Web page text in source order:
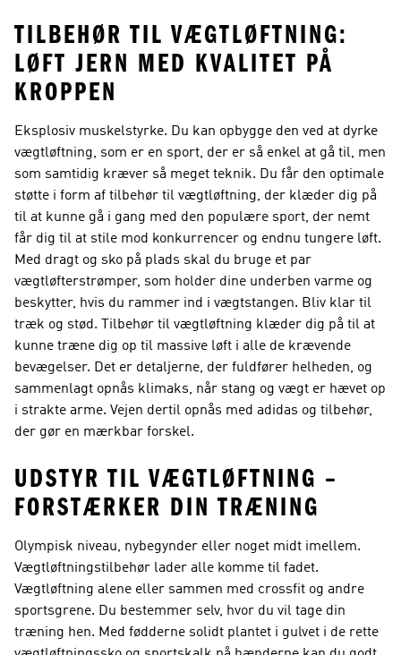
TILBEHØR TIL VÆGTLØFTNING:
LØFT JERN MED KVALITET PÅ
KROPPEN
Eksplosiv muskelstyrke. Du kan opbygge den ved at dyrke
vægtløftning, som er en sport, der er så enkel at gå til, men
som samtidig kræver så meget teknik. Du får den optimale
støtte i form af tilbehør til vægtløftning, der klæder dig på
til at kunne gå i gang med den populære sport, der nemt
får dig til at stile mod konkurrencer og endnu tungere løft.
Med dragt og sko på plads skal du bruge et par
vægtløfterstrømper, som holder dine underben varme og
beskytter, hvis du rammer ind i vægtstangen. Bliv klar til
træk og stød. Tilbehør til vægtløftning klæder dig på til at
kunne træne dig op til massive løft i alle de krævende
bevægelser. Det er detaljerne, der fuldfører helheden, og
sammenlagt opnås klimaks, når stang og vægt er hævet op
i strakte arme. Vejen dertil opnås med adidas og tilbehør,
der gør en mærkbar forskel.
UDSTYR TIL VÆGTLØFTNING –
FORSTÆRKER DIN TRÆNING
Olympisk niveau, nybegynder eller noget midt imellem.
Vægtløftningstilbehør lader alle komme til fadet.
Vægtløftning alene eller sammen med crossfit og andre
sportsgrene. Du bestemmer selv, hvor du vil tage din
træning hen. Med fødderne solidt plantet i gulvet i de rette